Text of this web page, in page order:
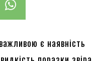
є наявність